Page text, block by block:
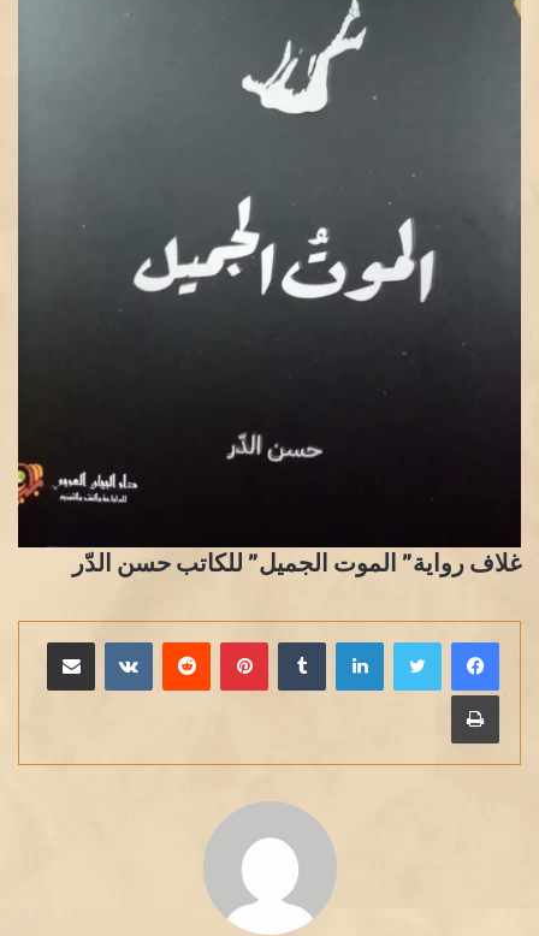
غلاف رواية” الموت الجميل” للكاتب حسن الدّر
لينكدإن بينتيريست مشاركة عبر البريد
طباعة